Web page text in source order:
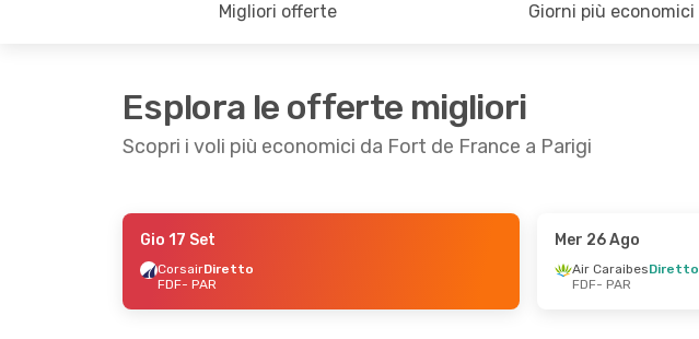
Migliori offerte Giorni più economici
Esplora le offerte migliori
Scopri i voli più economici da Fort de France a Parigi
- Mer 16 Set
Gio 17 Set
CorsairDiretto
FDF- PAR
Mer 26 Ago
Air CaraibesDiretto
FDF- PAR